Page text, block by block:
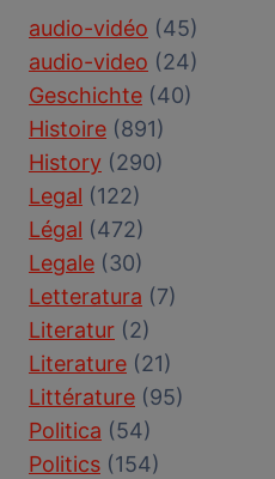
audio-vidéo (45)
audio-video (24)
Geschichte (40)
Histoire (891)
History (290)
Legal (122)
Légal (472)
Legale (30)
Letteratura (7)
Literatur (2)
Literature (21)
Littérature (95)
Politica (54)
Politics (154)